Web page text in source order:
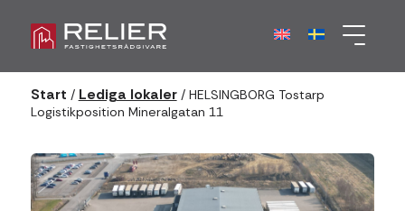
Start / Lediga lokaler/ HELSINGBORG Tostarp
Logistikposition Mineralgatan 11